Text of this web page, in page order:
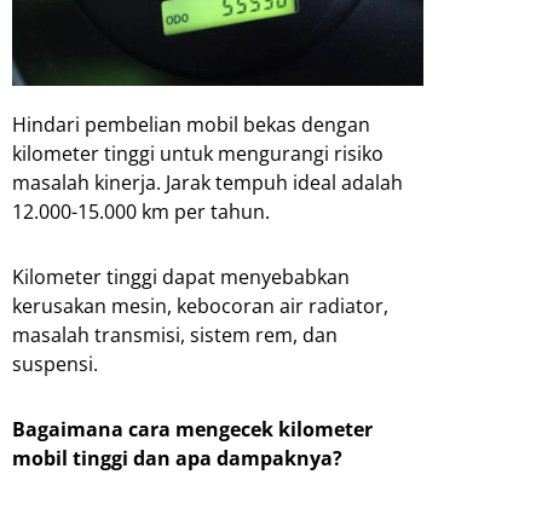
Hindari pembelian mobil bekas dengan
kilometer tinggi untuk mengurangi risiko
masalah kinerja. Jarak tempuh ideal adalah
12.000-15.000 km per tahun.
Kilometer tinggi dapat menyebabkan
kerusakan mesin, kebocoran air radiator,
masalah transmisi, sistem rem, dan
suspensi.
Bagaimana cara mengecek kilometer
mobil tinggi dan apa dampaknya?